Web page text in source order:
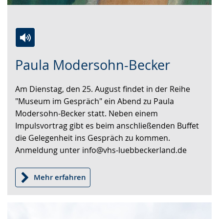
Paula Modersohn-Becker
Leichten
wechseln.
Audio-
Video
Deutscher
Gebärdensprache
wird
angezeigt.
Am Dienstag, den 25. August findet in der Reihe
"Museum im Gespräch" ein Abend zu Paula
Modersohn-Becker statt. Neben einem
Impulsvortrag gibt es beim anschließenden Buffet
die Gelegenheit ins Gespräch zu kommen.
Anmeldung unter info@vhs-luebbeckerland.de
Mehr erfahren